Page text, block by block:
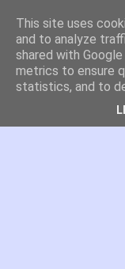
es por
El blog de Madrid y
movilidad,
educación, empleo,
This site uses
and to analyze
shared with
metrics to ensure
statistics, and to